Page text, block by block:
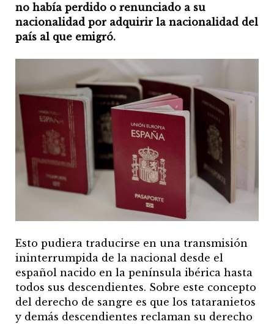
no había perdido o renunciado a su
nacionalidad por adquirir la nacionalidad del
país al que emigró.
Esto pudiera traducirse en una transmisión
ininterrumpida de la nacional desde el
español nacido en la península ibérica hasta
todos sus descendientes. Sobre este concepto
del derecho de sangre es que los tataranietos
y demás descendientes reclaman su derecho